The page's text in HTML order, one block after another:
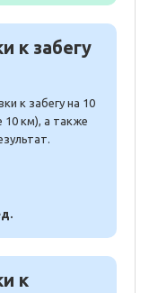
к забегу
к забегу на 10
10 км), а также
к